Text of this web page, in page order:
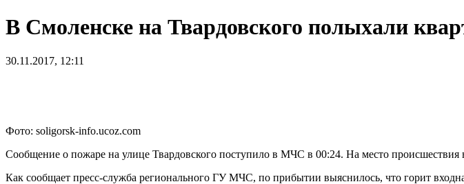
В Смоленске на Твардовского полыхали
30.11.2017, 12:11
Фото: soligorsk-info.ucoz.com
Сообщение о пожаре на улице Твардовского поступило в МЧС в 00:24. На место происшествия
Как сообщает пресс-служба регионального ГУ МЧС, по прибытии выяснилось, что горит